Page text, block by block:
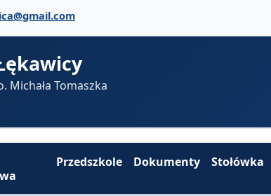
Michała Tomaszka
Przedszkole Dokumenty Stołówka